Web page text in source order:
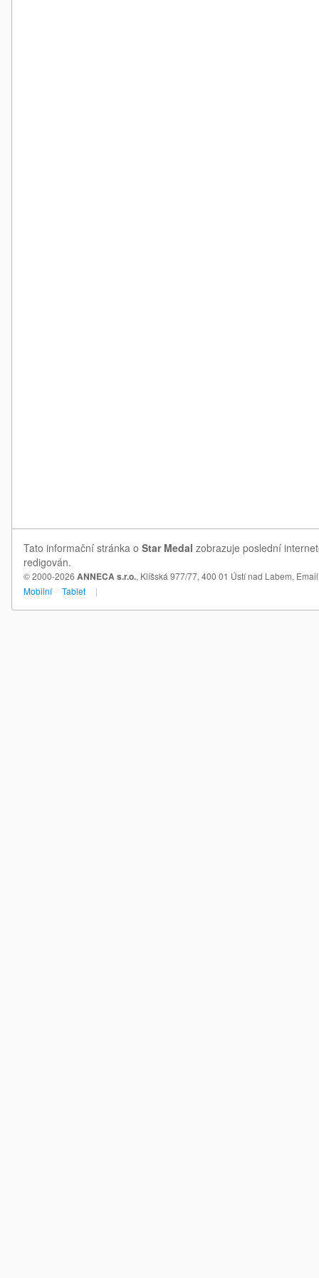
Tato informační stránka o Star Medal zobrazuje poslední
redigován.
© 2000-2026 ANNECA s.r.o., Klíšská 977/77, 400 01 Ústí nad Labem,
Mobilní
Tablet |